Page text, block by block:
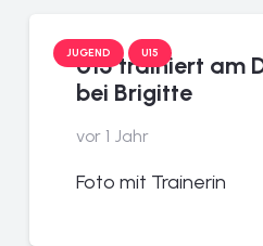
JUGEND U15
U15 trainiert am
bei Brigitte
vor 1 Jahr
Foto mit Trainerin